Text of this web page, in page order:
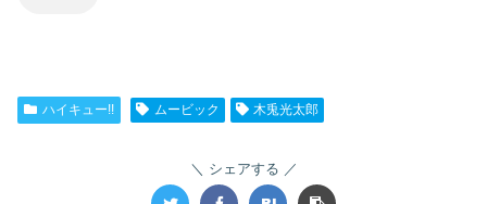
ハイキュー!! ムービック 木兎光太郎
シェアする